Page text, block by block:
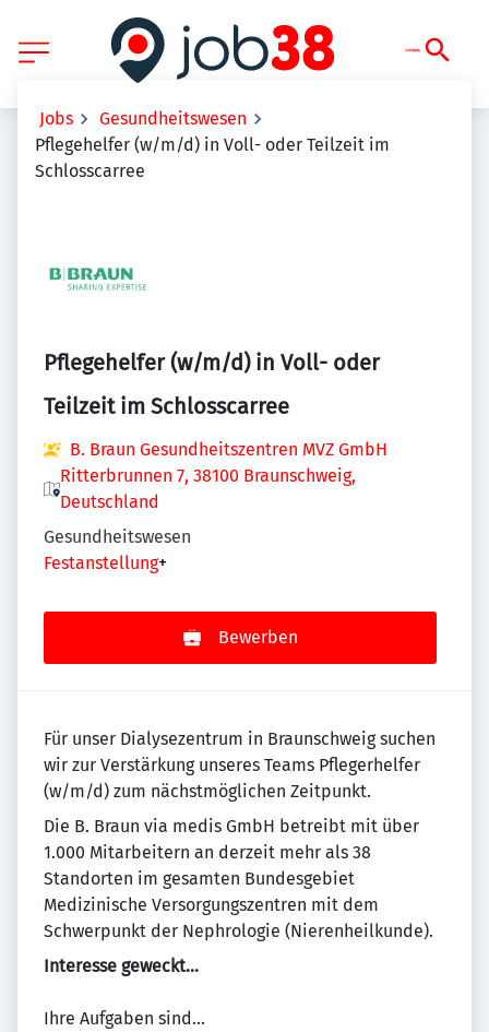
Jobs
Gesundheitswesen
Pflegehelfer (w/m/d) in Voll- oder Teilzeit im
Schlosscarree
Pflegehelfer (w/m/d) in Voll- oder
Teilzeit im Schlosscarree
B. Braun Gesundheitszentren MVZ GmbH
Ritterbrunnen 7, 38100 Braunschweig,
Deutschland
Gesundheitswesen
Festanstellung+
Bewerben
Für unser Dialysezentrum in Braunschweig suchen
wir zur Verstärkung unseres Teams Pflegerhelfer
(w/m/d) zum nächstmöglichen Zeitpunkt.
Die B. Braun via medis GmbH betreibt mit über
1.000 Mitarbeitern an derzeit mehr als 38
Standorten im gesamten Bundesgebiet
Medizinische Versorgungszentren mit dem
Schwerpunkt der Nephrologie (Nierenheilkunde).
Interesse geweckt...
Ihre Aufgaben sind...